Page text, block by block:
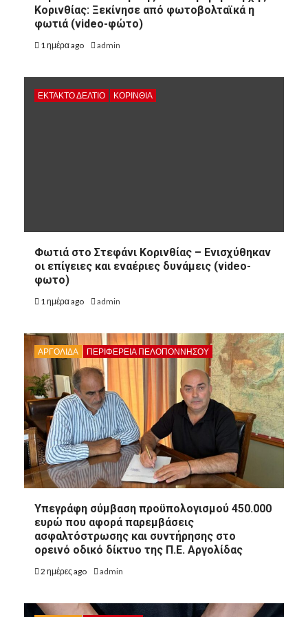
Κορινθίας: Ξεκίνησε από φωτοβολταϊκά η
φωτιά (video-φώτο)
1 ημέρα ago admin
ΕΚΤΑΚΤΟ ΔΕΛΤΙΟ ΚΟΡΙΝΘΊΑ
Φωτιά στο Στεφάνι Κορινθίας – Ενισχύθηκαν
οι επίγειες και εναέριες δυνάμεις (video-
φωτο)
1 ημέρα ago admin
ΑΡΓΟΛΙΔΑ ΠΕΡΙΦΈΡΕΙΑ ΠΕΛΟΠΟΝΝΉΣΟΥ
Υπεγράφη σύμβαση προϋπολογισμού 450.000
ευρώ που αφορά παρεμβάσεις
ασφαλτόστρωσης και συντήρησης στο
ορεινό οδικό δίκτυο της Π.Ε. Αργολίδας
2 ημέρες ago admin
ΠΕΡΙΦΈΡΕΙΑ ΠΕΛΟΠΟΝΝΉΣΟΥ
ΠΟΛΙΤΙΣΜΌΣ
Άργος: Η Κατερίνα
Δημακοπούλου ομιλήτρια στο
Ρόλοι, Μια Ταυτότητα”